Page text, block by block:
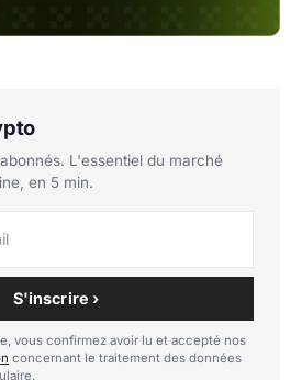
L'essentiel du marché
en 5 min.
S'inscrire ›
vous confirmez avoir lu et accepté nos
concernant le traitement des données